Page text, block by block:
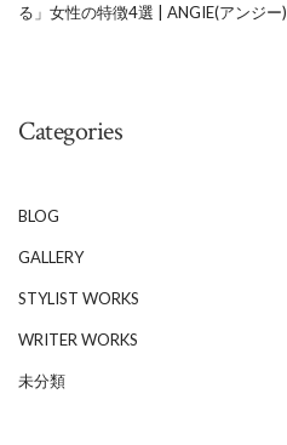
る」女性の特徴4選 | ANGIE(アンジー)
Categories
BLOG
GALLERY
STYLIST WORKS
WRITER WORKS
未分類